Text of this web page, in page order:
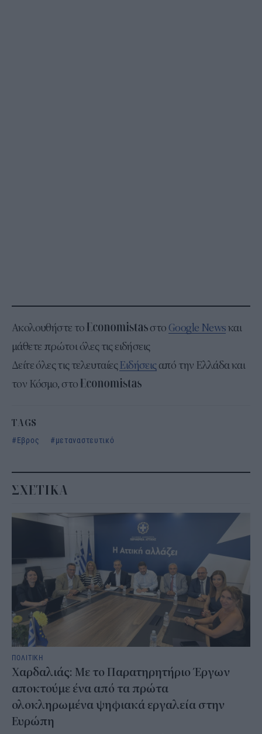
Ακολουθήστε το στο Google Newsκαι
μάθετε πρώτοι όλες τις ειδήσεις
Δείτε όλες τις τελευταίεςΕιδήσειςαπό την Ελλάδα και
τον Κόσμο, στο
TAGS
Εβρος
μεταναστευτικό
ΣΧΕΤΙΚΑ
ΠΟΛΙΤΙΚΗ
Χαρδαλιάς: Με το Παρατηρητήριο Έργων
αποκτούμε ένα από τα πρώτα
ολοκληρωμένα ψηφιακά εργαλεία στην
Ευρώπη